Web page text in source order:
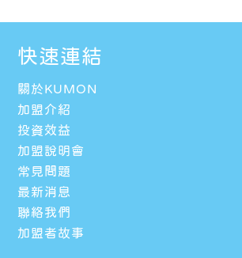
快速連結
關於KUMON
加盟介紹
投資效益
加盟說明會
常見問題
最新消息
聯絡我們
加盟者故事